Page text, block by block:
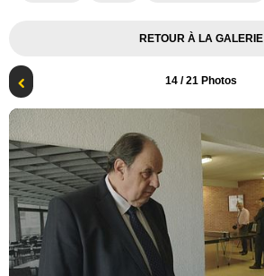
RETOUR À LA GALERIE
14 / 21 Photos